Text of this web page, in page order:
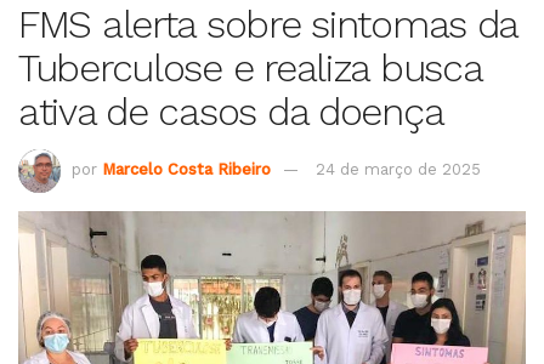
FMS alerta sobre sintomas da
Tuberculose e realiza busca
ativa de casos da doença
por Marcelo Costa Ribeiro 24 de março de 2025